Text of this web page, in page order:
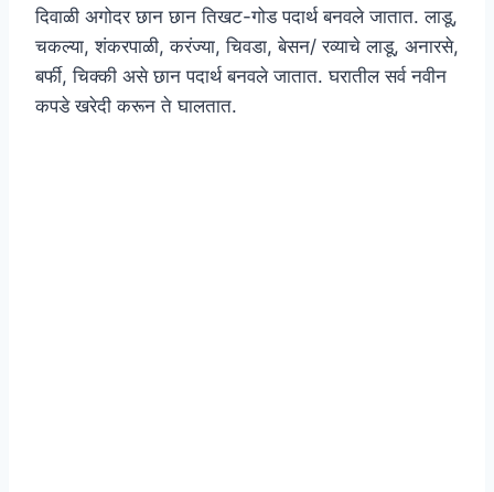
दिवाळी अगोदर छान छान तिखट-गोड पदार्थ बनवले जातात. लाडू,
चकल्या, शंकरपाळी, करंज्या, चिवडा, बेसन/ रव्याचे लाडू, अनारसे,
बर्फी, चिक्की असे छान पदार्थ बनवले जातात. घरातील सर्व नवीन
कपडे खरेदी करून ते घालतात.